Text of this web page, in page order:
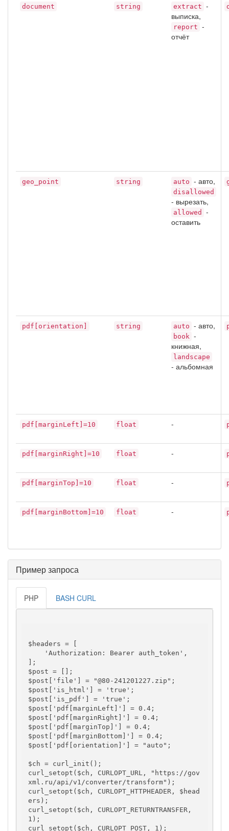
document string extract -
выписка,
report -
отчёт
geo_point string auto - авто,
disallowed
- вырезать,
allowed
-
оставить
pdf[orientation] string auto - авто,
book -
книжная,
landscape
- альбомная
pdf[marginLeft]=10 float -
pdf[marginRight]=10 float -
pdf[marginTop]=10 float -
pdf[marginBottom]=10 float -
Пример запроса
PHP BASH CURL
$headers = [
];
$post = [];
$post['file'] = "@80-241201227.zip";
$post['is_html'] = 'true';
$post['is_pdf'] = 'true';
$post['pdf[marginLeft]'] = 0.4;
$post['pdf[marginRight]'] = 0.4;
$post['pdf[marginTop]'] = 0.4;
$post['pdf[marginBottom]'] = 0.4;
$post['pdf[orientation]'] = "auto";
$ch = curl_init();
curl_setopt($ch, CURLOPT_URL, "https://gov
xml.ru/api/v1/converter/transform");
curl_setopt($ch, CURLOPT_HTTPHEADER, $head
ers);
curl_setopt($ch, CURLOPT_RETURNTRANSFER,
1);
curl_setopt($ch, CURLOPT_POST, 1);